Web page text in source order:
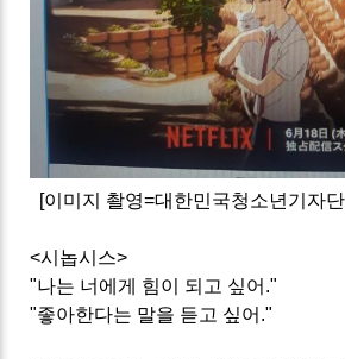
[이미지 촬영=대한민국청소년기자
<시놉시스>
"나는 너에게 힘이 되고 싶어."
"좋아한다는 말을 듣고 싶어."